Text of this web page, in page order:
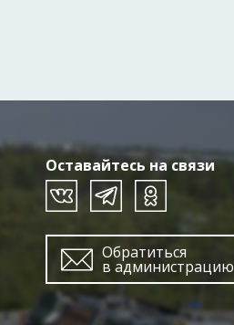
Оставайтесь на связи
Обратиться
в администрацию